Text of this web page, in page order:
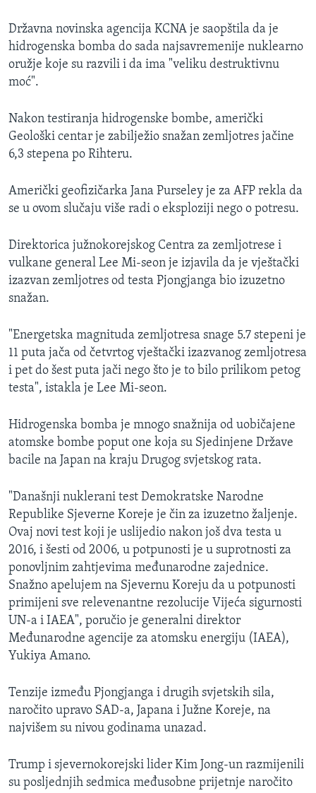
Državna novinska agencija KCNA je saopštila da je
hidrogenska bomba do sada najsavremenije nuklearno
oružje koje su razvili i da ima "veliku destruktivnu
moć".
Nakon testiranja hidrogenske bombe, američki
Geološki centar je zabilježio snažan zemljotres jačine
6,3 stepena po Rihteru.
Američki geofizičarka Jana Purseley je za AFP rekla da
se u ovom slučaju više radi o eksploziji nego o potresu.
Direktorica južnokorejskog Centra za zemljotrese i
vulkane general Lee Mi-seon je izjavila da je vještački
izazvan zemljotres od testa Pjongjanga bio izuzetno
snažan.
"Energetska magnituda zemljotresa snage 5.7 stepeni je
11 puta jača od četvrtog vještački izazvanog zemljotresa
i pet do šest puta jači nego što je to bilo prilikom petog
testa", istakla je Lee Mi-seon.
Hidrogenska bomba je mnogo snažnija od uobičajene
atomske bombe poput one koja su Sjedinjene Države
bacile na Japan na kraju Drugog svjetskog rata.
"Današnji nuklerani test Demokratske Narodne
Republike Sjeverne Koreje je čin za izuzetno žaljenje.
Ovaj novi test koji je uslijedio nakon još dva testa u
2016, i šesti od 2006, u potpunosti je u suprotnosti za
ponovljnim zahtjevima međunarodne zajednice.
Snažno apelujem na Sjevernu Koreju da u potpunosti
primijeni sve relevenantne rezolucije Vijeća sigurnosti
UN-a i IAEA", poručio je generalni direktor
Međunarodne agencije za atomsku energiju (IAEA),
Yukiya Amano.
Tenzije između Pjongjanga i drugih svjetskih sila,
naročito upravo SAD-a, Japana i Južne Koreje, na
najvišem su nivou godinama unazad.
Trump i sjevernokorejski lider Kim Jong-un razmijenili
su posljednjih sedmica međusobne prijetnje naročito